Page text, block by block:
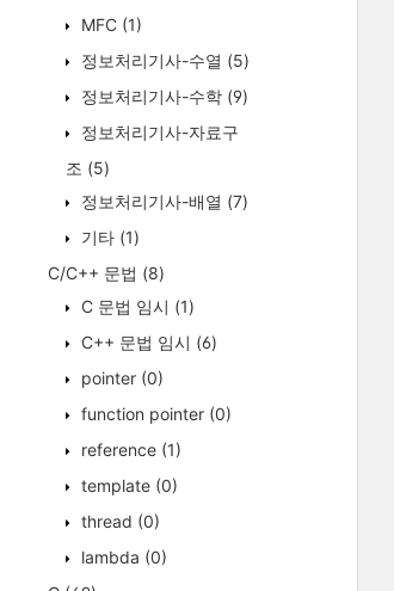
MFC (1)
정보처리기사-수열 (5)
정보처리기사-수학 (9)
정보처리기사-자료구
조 (5)
정보처리기사-배열 (7)
기타 (1)
C/C++ 문법 (8)
C 문법 임시 (1)
C++ 문법 임시 (6)
pointer (0)
function pointer (0)
reference (1)
template (0)
thread (0)
lambda (0)